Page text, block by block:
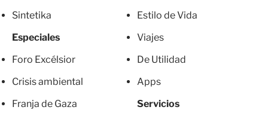
Sintetika
Especiales
Foro Excélsior
Crisis ambiental
Franja de Gaza
Estilo de Vida
Viajes
De Utilidad
Apps
Servicios